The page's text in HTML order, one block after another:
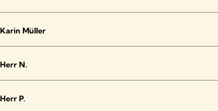
Karin Müller
Herr N.
Herr P.